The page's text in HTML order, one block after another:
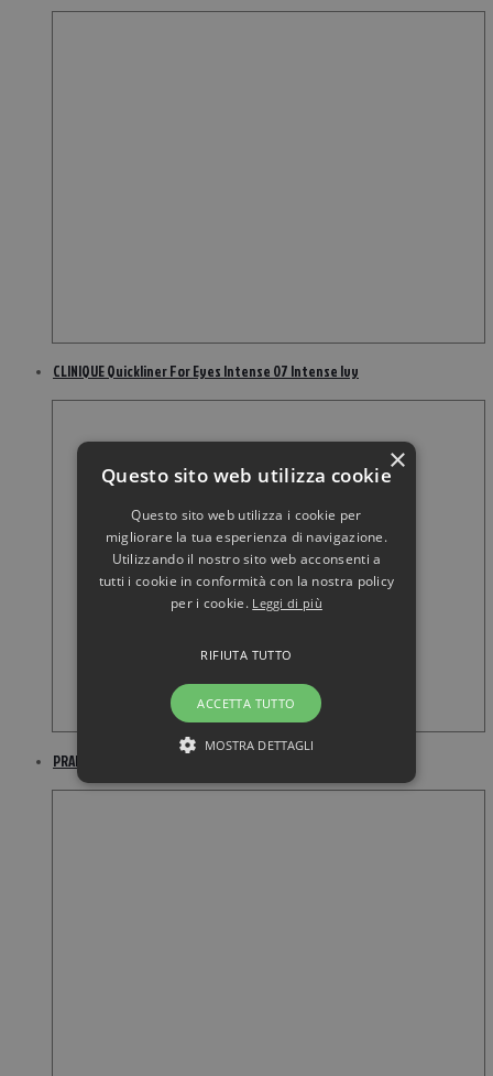
CLINIQUE Quickliner For Eyes Intense 07 Intense Ivy
PRADA Candy 30ML
×
Questo sito web utilizza cookie
Questo sito web utilizza i cookie per
migliorare la tua esperienza di navigazione.
Utilizzando il nostro sito web acconsenti a
tutti i cookie in conformità con la nostra policy
per i cookie. Leggi di più
ACCETTA TUTTO
RIFIUTA TUTTO
MOSTRA DETTAGLI